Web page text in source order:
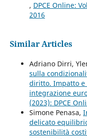
, DPCE Online:
2016
Similar Articles
Adriano Dirri,
sulla
diritto. Impatto e
integrazione
(2023): DPCE
Simone Penasa,
delicato
sostenibilità